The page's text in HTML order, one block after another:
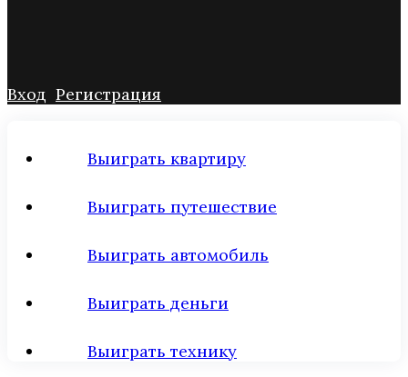
Вход Регистрация
Выиграть квартиру
Выиграть путешествие
Выиграть автомобиль
Выиграть деньги
Выиграть технику